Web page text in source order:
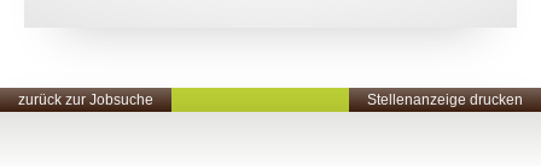
zurück zur Jobsuche Stellenanzeige drucken